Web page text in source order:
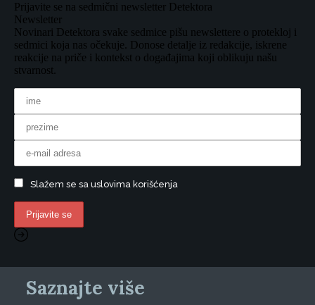
Prijavite se na sedmični newsletter Detektora
Newsletter
Novinari Detektora svake sedmice pišu newslettere o protekloj i
sedmici koja nas očekuje. Donose detalje iz redakcije, iskrene
reakcije na priče i kontekst o događajima koji oblikuju našu
stvarnost.
Slažem se sa uslovima korišćenja
Saznajte više